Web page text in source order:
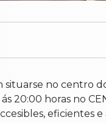
no centro
20:00 horas no
eficientes